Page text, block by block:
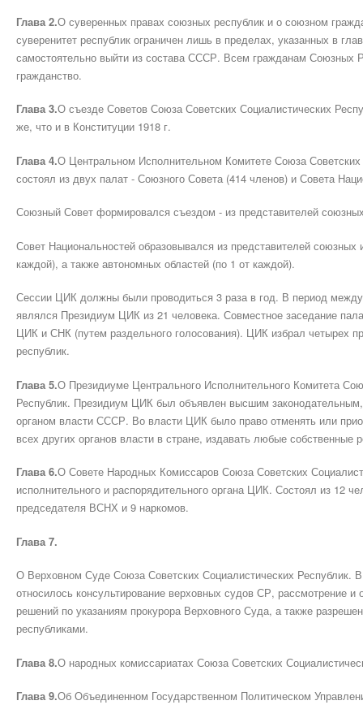
Глава 2.О суверенных правах союзных республик и о союзном
суверенитет республик ограничен лишь в пределах, указанных в
самостоятельно выйти из состава СССР. Всем гражданам Союзных
гражданство.
Глава 3.О съезде Советов Союза Советских Социалистических
же, что и в Конституции 1918 г.
Глава 4.О Центральном Исполнительном Комитете Союза
состоял из двух палат - Союзного Совета (414 членов) и Совета
Союзный Совет формировался съездом - из представителей
Совет Национальностей образовывался из представителей союзных
каждой), а также автономных областей (по 1 от каждой).
Сессии ЦИК должны были проводиться 3 раза в год. В период
являлся Президиум ЦИК из 21 человека. Совместное заседание
ЦИК и СНК (путем раздельного голосования). ЦИК избрал четырех
республик.
Глава 5.О Президиуме Центрального Исполнительного Комитета
Республик. Президиум ЦИК был объявлен высшим
органом власти СССР. Во власти ЦИК было право отменять или
всех других органов власти в стране, издавать любые собственные
Глава 6.О Совете Народных Комиссаров Союза Советских
исполнительного и распорядительного органа ЦИК. Состоял из 12
председателя ВСНХ и 9 наркомов.
Глава 7.
О Верховном Суде Союза Советских Социалистических Республик.
относилось консультирование верховных судов СР, рассмотрение
решений по указаниям прокурора Верховного Суда, а также
республиками.
Глава 8.О народных комиссариатах Союза Советских
Глава 9.Об Объединенном Государственном Политическом